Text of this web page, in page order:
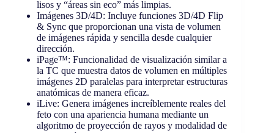
lisos y “áreas sin eco” más limpias.
Imágenes 3D/4D: Incluye funciones 3D/4D Flip
& Sync que proporcionan una vista de volumen
de imágenes rápida y sencilla desde cualquier
dirección.
iPage™: Funcionalidad de visualización similar a
la TC que muestra datos de volumen en múltiples
imágenes 2D paralelas para interpretar estructuras
anatómicas de manera eficaz.
iLive: Genera imágenes increíblemente reales del
feto con una apariencia humana mediante un
algoritmo de proyección de rayos y modalidad de